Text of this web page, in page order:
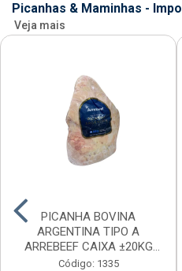
Picanhas & Maminhas -
Veja mais
PICANHA BOVINA
ARGENTINA TIPO A
ARREBEEF CAIXA ±20KG
PEÇAS 1...
Código: 1335